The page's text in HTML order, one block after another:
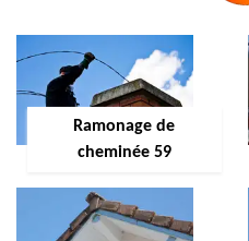
Ramonage de
cheminée 59